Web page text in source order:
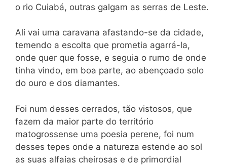
o rio Cuiabá, outras galgam as serras de Leste.
Ali vai uma caravana afastando-se da cidade,
temendo a escolta que prometia agarrá-la,
onde quer que fosse, e seguia o rumo de onde
tinha vindo, em boa parte, ao abençoado solo
do ouro e dos diamantes.
Foi num desses cerrados, tão vistosos, que
fazem da maior parte do território
matogrossense uma poesia perene, foi num
desses tepes onde a natureza estende ao sol
as suas alfaias cheirosas e de primordial